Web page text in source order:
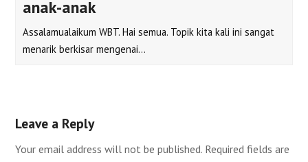
anak-anak
Assalamualaikum WBT. Hai semua. Topik kita kali ini sangat
menarik berkisar mengenai…
Leave a Reply
Your email address will not be published. Required fields are